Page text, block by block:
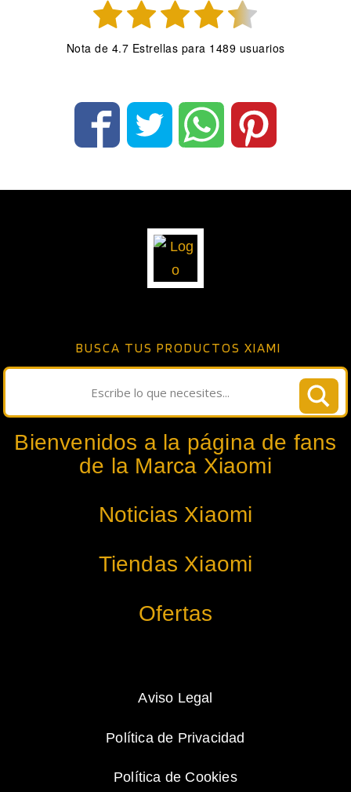
Nota de 4.7 Estrellas para 1489 usuarios
BUSCA TUS PRODUCTOS XIAMI
Bienvenidos a la página de fans
de la Marca Xiaomi
Noticias Xiaomi
Tiendas Xiaomi
Ofertas
Aviso Legal
Política de Privacidad
Política de Cookies